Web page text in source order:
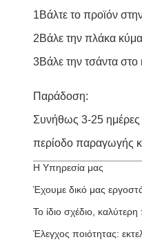
1Βάλτε το προϊόν
2Βάλε την πλάκα
3Βάλε την τσάντα στο
Παράδοση:
Συνήθως 3-25 ημέρες
περίοδο παραγωγής
Η Υπηρεσία μας
Έχουμε δικό μας
Το ίδιο σχέδιο,
Έλεγχος ποιότητας: